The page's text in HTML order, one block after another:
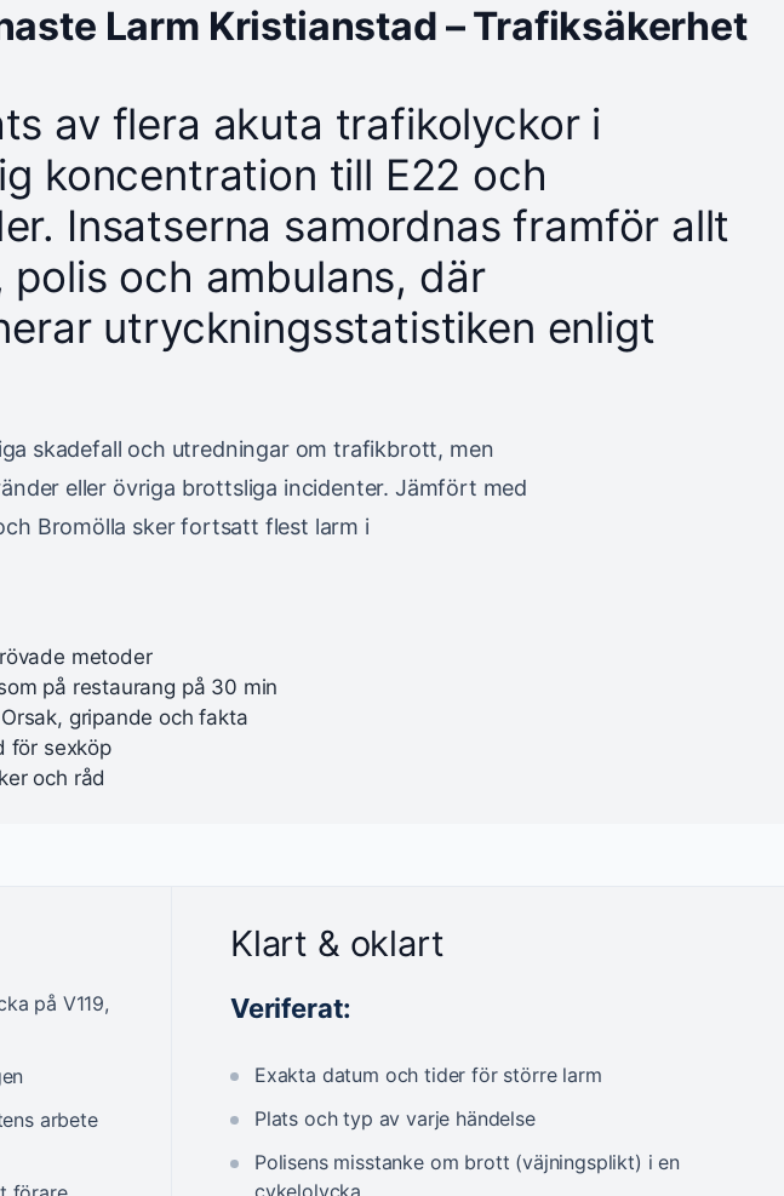
Larm Kristianstad – Trafiksäkerhet
av flera akuta trafikolyckor i
koncentration till E22 och
Insatserna samordnas framför allt
och ambulans, där
utryckningsstatistiken enligt
skadefall och utredningar om trafikbrott, men
eller övriga brottsliga incidenter. Jämfört med
Bromölla sker fortsatt flest larm i
metoder
på restaurang på 30 min
gripande och fakta
för sexköp
och råd
på V119,
arbete
Klart & oklart
Veriferat:
Exakta datum och tider för större larm
Plats och typ av varje händelse
Polisens misstanke om brott (väjningsplikt) i en
cykelolycka